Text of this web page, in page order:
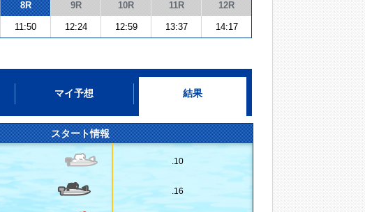
8R 9R 10R 11R 12R
11:50 12:24 12:59 13:37 14:17
マイ予想 結果
スタート情報
.10
.16